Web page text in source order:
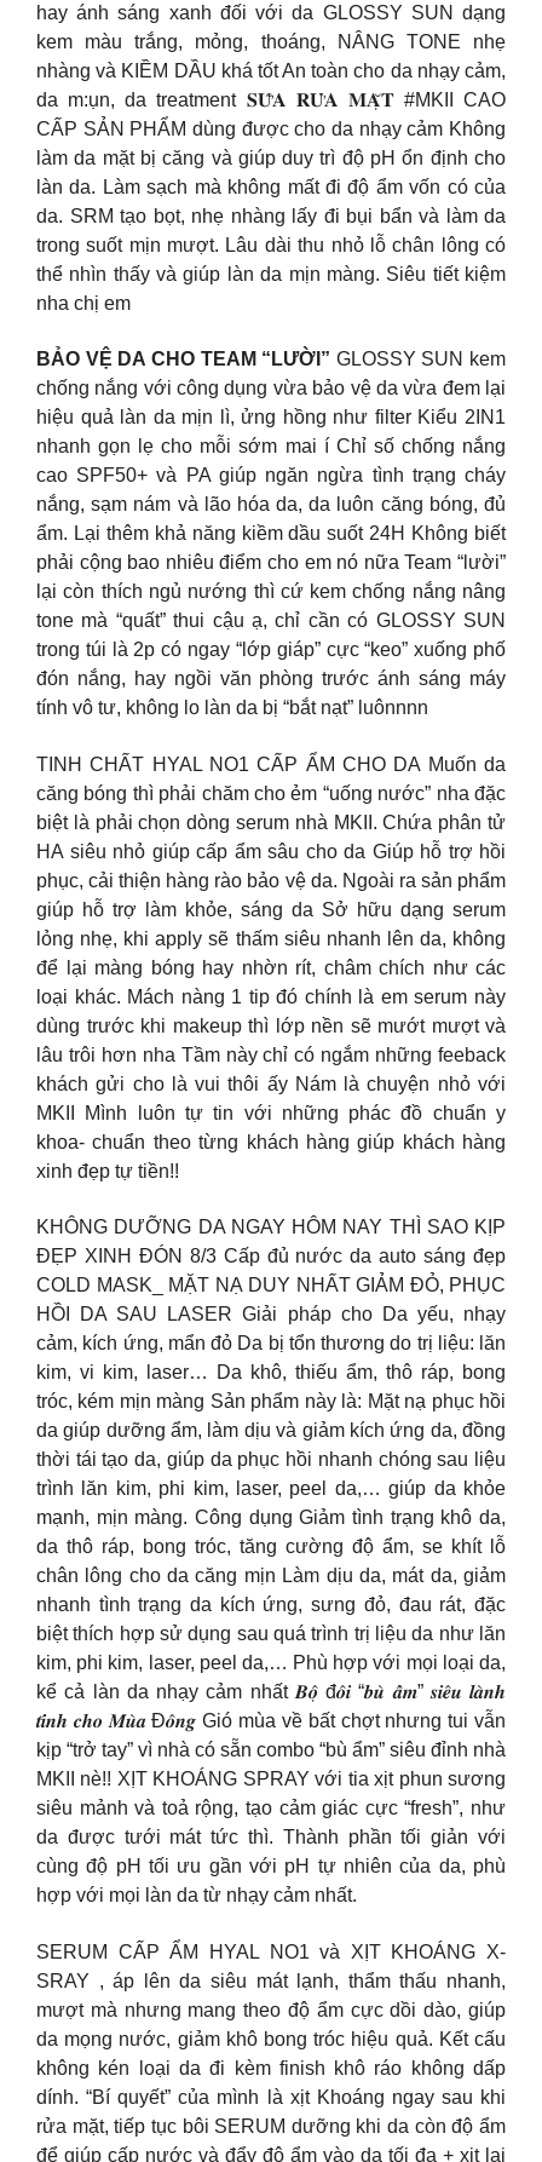
hay ánh sáng xanh đối với da GLOSSY SUN dạng
kem màu trắng, mỏng, thoáng, NÂNG TONE nhẹ
nhàng và KIỀM DẦU khá tốt An toàn cho da nhạy cảm,
da m:ụn, da treatment 𝐒𝐔̛̃𝐀 𝐑𝐔̛̉𝐀 𝐌𝐀̣̆𝐓 #MKII CAO
CẤP SẢN PHẨM dùng được cho da nhạy cảm Không
làm da mặt bị căng và giúp duy trì độ pH ổn định cho
làn da. Làm sạch mà không mất đi độ ẩm vốn có của
da. SRM tạo bọt, nhẹ nhàng lấy đi bụi bẩn và làm da
trong suốt mịn mượt. Lâu dài thu nhỏ lỗ chân lông có
thể nhìn thấy và giúp làn da mịn màng. Siêu tiết kiệm
nha chị em
BẢO VỆ DA CHO TEAM “LƯỜI” GLOSSY SUN kem
chống nắng với công dụng vừa bảo vệ da vừa đem lại
hiệu quả làn da mịn lì, ửng hồng như filter Kiểu 2IN1
nhanh gọn lẹ cho mỗi sớm mai í Chỉ số chống nắng
cao SPF50+ và PA giúp ngăn ngừa tình trạng cháy
nắng, sạm nám và lão hóa da, da luôn căng bóng, đủ
ẩm. Lại thêm khả năng kiềm dầu suốt 24H Không biết
phải cộng bao nhiêu điểm cho em nó nữa Team “lười”
lại còn thích ngủ nướng thì cứ kem chống nắng nâng
tone mà “quất” thui cậu ạ, chỉ cần có GLOSSY SUN
trong túi là 2p có ngay “lớp giáp” cực “keo” xuống phố
đón nắng, hay ngồi văn phòng trước ánh sáng máy
tính vô tư, không lo làn da bị “bắt nạt” luônnnn
TINH CHẤT HYAL NO1 CẤP ẨM CHO DA Muốn da
căng bóng thì phải chăm cho ẻm “uống nước” nha đặc
biệt là phải chọn dòng serum nhà MKII. Chứa phân tử
HA siêu nhỏ giúp cấp ẩm sâu cho da Giúp hỗ trợ hồi
phục, cải thiện hàng rào bảo vệ da. Ngoài ra sản phẩm
giúp hỗ trợ làm khỏe, sáng da Sở hữu dạng serum
lỏng nhẹ, khi apply sẽ thấm siêu nhanh lên da, không
để lại màng bóng hay nhờn rít, châm chích như các
loại khác. Mách nàng 1 tip đó chính là em serum này
dùng trước khi makeup thì lớp nền sẽ mướt mượt và
lâu trôi hơn nha Tầm này chỉ có ngắm những feeback
khách gửi cho là vui thôi ấy Nám là chuyện nhỏ với
MKII Mình luôn tự tin với những phác đồ chuẩn y
khoa- chuẩn theo từng khách hàng giúp khách hàng
xinh đẹp tự tiền!!
KHÔNG DƯỠNG DA NGAY HÔM NAY THÌ SAO KỊP
ĐẸP XINH ĐÓN 8/3 Cấp đủ nước da auto sáng đẹp
COLD MASK_ MẶT NẠ DUY NHẤT GIẢM ĐỎ, PHỤC
HỒI DA SAU LASER Giải pháp cho Da yếu, nhạy
cảm, kích ứng, mẩn đỏ Da bị tổn thương do trị liệu: lăn
kim, vi kim, laser… Da khô, thiếu ẩm, thô ráp, bong
tróc, kém mịn màng Sản phẩm này là: Mặt nạ phục hồi
da giúp dưỡng ẩm, làm dịu và giảm kích ứng da, đồng
thời tái tạo da, giúp da phục hồi nhanh chóng sau liệu
trình lăn kim, phi kim, laser, peel da,… giúp da khỏe
mạnh, mịn màng. Công dụng Giảm tình trạng khô da,
da thô ráp, bong tróc, tăng cường độ ẩm, se khít lỗ
chân lông cho da căng mịn Làm dịu da, mát da, giảm
nhanh tình trạng da kích ứng, sưng đỏ, đau rát, đặc
biệt thích hợp sử dụng sau quá trình trị liệu da như lăn
kim, phi kim, laser, peel da,… Phù hợp với mọi loại da,
kể cả làn da nhạy cảm nhất 𝑩𝒐̣̂ đ𝒐̂𝒊 “𝒃𝒖̀ 𝒂̂̉𝒎” 𝒔𝒊𝒆̂𝒖 𝒍𝒂̀𝒏𝒉
𝒕𝒊́𝒏𝒉 𝒄𝒉𝒐 𝑴𝒖̀𝒂 Đ𝒐̂𝒏𝒈 Gió mùa về bất chợt nhưng tui vẫn
kịp “trở tay” vì nhà có sẵn combo “bù ẩm” siêu đỉnh nhà
MKII nè!! XỊT KHOÁNG SPRAY với tia xịt phun sương
siêu mảnh và toả rộng, tạo cảm giác cực “fresh”, như
da được tưới mát tức thì. Thành phần tối giản với
cùng độ pH tối ưu gần với pH tự nhiên của da, phù
hợp với mọi làn da từ nhạy cảm nhất.
SERUM CẤP ẨM HYAL NO1 và XỊT KHOÁNG X-
SRAY , áp lên da siêu mát lạnh, thẩm thấu nhanh,
mượt mà nhưng mang theo độ ẩm cực dồi dào, giúp
da mọng nước, giảm khô bong tróc hiệu quả. Kết cấu
không kén loại da đi kèm finish khô ráo không dấp
dính. “Bí quyết” của mình là xịt Khoáng ngay sau khi
rửa mặt, tiếp tục bôi SERUM dưỡng khi da còn độ ẩm
để giúp cấp nước và đẩy độ ẩm vào da tối đa + xịt lại